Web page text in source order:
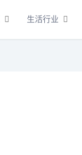
生活行业